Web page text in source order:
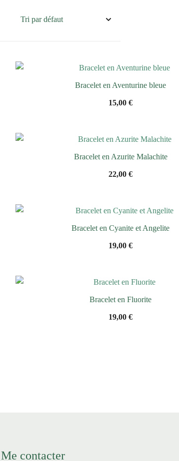
Bracelet en Aventurine bleue
15,00 €
Bracelet en Azurite Malachite
22,00 €
Bracelet en Cyanite et Angelite
19,00 €
Bracelet en Fluorite
19,00 €
Me contacter